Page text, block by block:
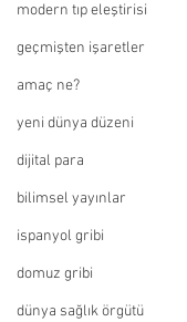
modern tıp eleştirisi
geçmişten işaretler
amaç ne?
yeni dünya düzeni
dijital para
bilimsel yayınlar
ispanyol gribi
domuz gribi
dünya sağlık örgütü